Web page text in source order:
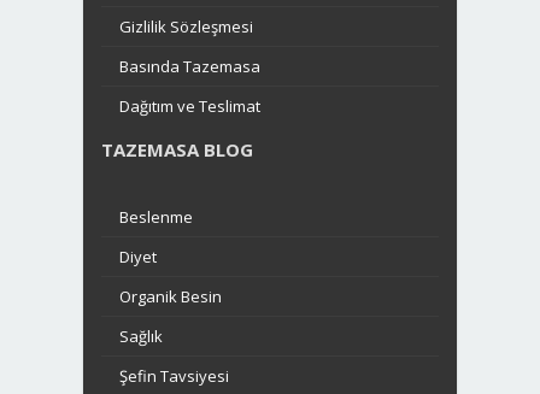
Gizlilik Sözleşmesi
Basında Tazemasa
Dağıtım ve Teslimat
TAZEMASA BLOG
Beslenme
Diyet
Organik Besin
Sağlık
Şefin Tavsiyesi